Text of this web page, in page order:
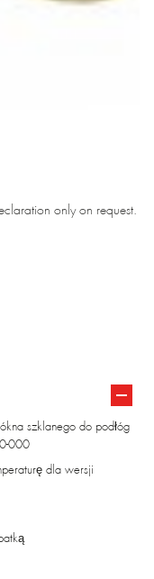
only on request.
szklanego do podłóg
000
dla wersji